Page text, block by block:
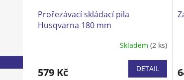
Prořezávací skládací pila
Husqvarna 180 mm
Skladem (2 ks)
579 Kč DETAIL